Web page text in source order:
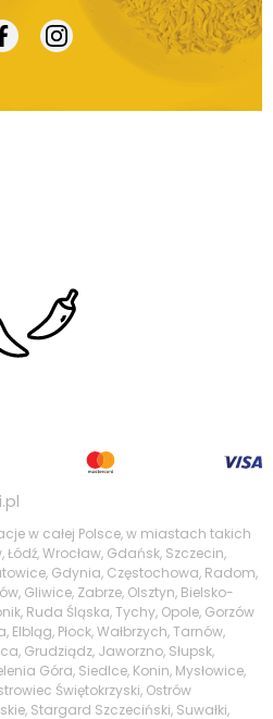
w całej Polsce, w miastach takich
Wrocław, Gdańsk, Szczecin,
Gdynia, Częstochowa, Radom,
Gliwice, Zabrze, Olsztyn, Bielsko-
Ruda Śląska, Tychy, Opole, Gorzów
Płock, Wałbrzych, Tarnów,
Grudziądz, Jaworzno, Słupsk,
Góra, Siedlce, Konin, Mysłowice,
Świętokrzyski, Ostrów
Stargard Szczeciński, Suwałki,